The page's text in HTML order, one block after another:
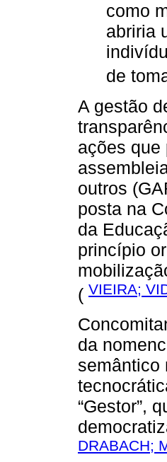
como
abriria
de
A gestão
ações que
outros
posta na
da
princípio
( VIEIRA;
da
semântico
“Gestor”,
DRABACH;